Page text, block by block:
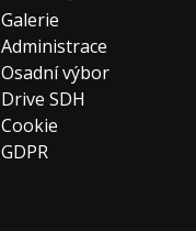
Galerie
Administrace
Osadní výbor
Drive SDH
Cookie
GDPR